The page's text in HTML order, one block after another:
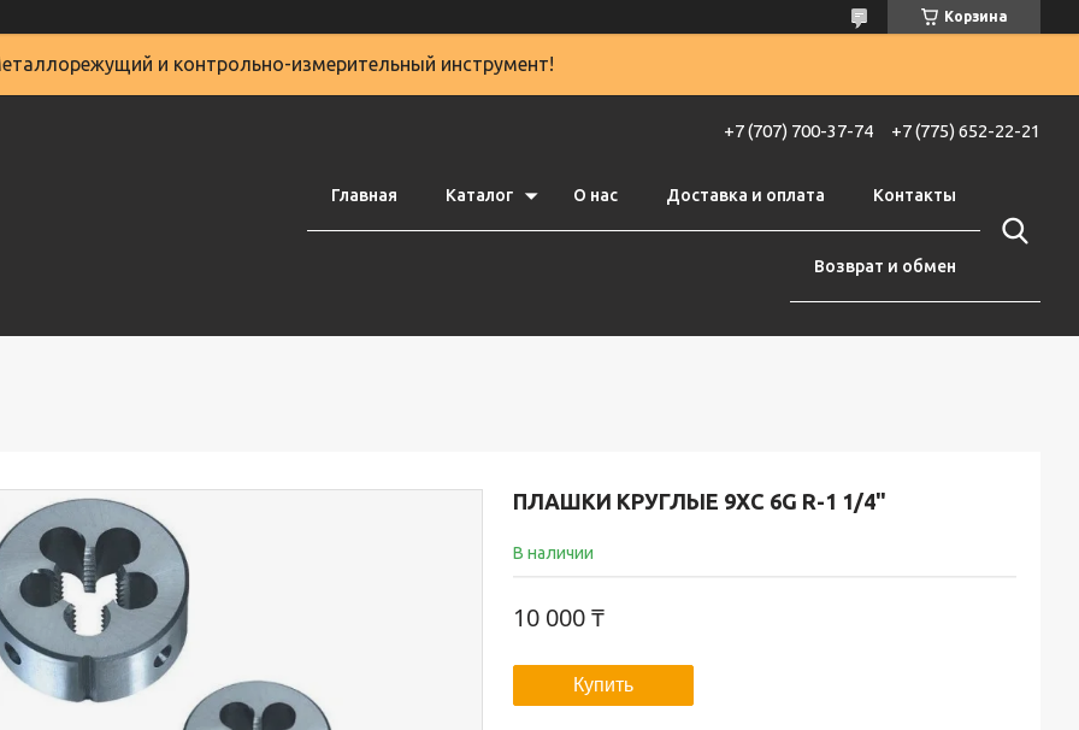
Корзина
и контрольно-измерительный инструмент!
+7 (707) 700-37-74 +7 (775) 652-22-21
Главная Каталог О нас Доставка и оплата Контакты
Возврат и обмен
ПЛАШКИ КРУГЛЫЕ 9ХС 6G R-1 1/4"
В наличии
10 000 ₸
Купить